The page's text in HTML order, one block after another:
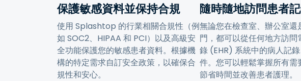
保護敏感資料並保持合規
使用 Splashtop 的行業相關合規性（例
如 SOC2、HIPAA 和 PCI）以及高級安
全功能保護您的敏感患者資料。根據機
構的特定需求自訂安全政策，以確保合
規性和安心。
隨時隨地訪問患者
無論您在檢查室、辦公室還
門，都可以從任何地方訪問
錄 (EHR) 系統中的病人記
件。您可以輕鬆掌握所有需
節省時間並改善患者護理。